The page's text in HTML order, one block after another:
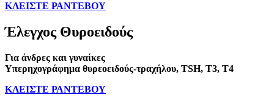
ΚΛΕΙΣΤΕ ΡΑΝΤΕΒΟΥ
Έλεγχος Θυροειδούς
Για άνδρες και γυναίκες
Υπερηχογράφημα θυρεοειδούς-τραχήλου, TSH, T3, T4
ΚΛΕΙΣΤΕ ΡΑΝΤΕΒΟΥ